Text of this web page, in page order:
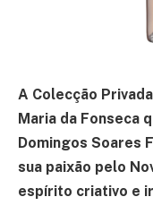
A Colecção
Maria da Fonseca
Domingos Soares
sua paixão pelo
espírito criativo e